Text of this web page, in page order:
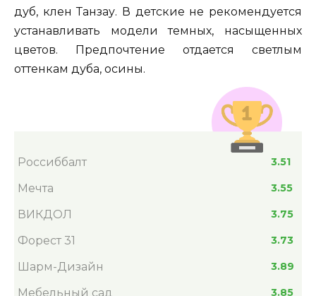
дуб, клен Танзау. В детские не рекомендуется
устанавливать модели темных, насыщенных
цветов. Предпочтение отдается светлым
оттенкам дуба, осины.
Россиббалт 3.51
Мечта 3.55
ВИКДОЛ 3.75
Форест 31 3.73
Шарм-Дизайн 3.89
Мебельный сад 3.85